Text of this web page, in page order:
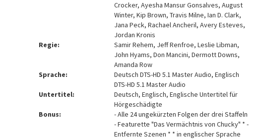
Crocker, Ayesha Mansur Gonsalves, August
Winter, Kip Brown, Travis Milne, Ian D. Clark,
Jana Peck, Rachael Ancheril, Avery Esteves,
Jordan Kronis
Regie:
Samir Rehem, Jeff Renfroe, Leslie Libman,
John Hyams, Don Mancini, Dermott Downs,
Amanda Row
Sprache:
Deutsch DTS-HD 5.1 Master Audio, Englisch
DTS-HD 5.1 Master Audio
Untertitel:
Deutsch, Englisch, Englische Untertitel für
Hörgeschädigte
Bonus:
- Alle 24 ungekürzten Folgen der drei Staffeln
- Featurette "Das Vermächtnis von Chucky" * -
Entfernte Szenen * * in englischer Sprache